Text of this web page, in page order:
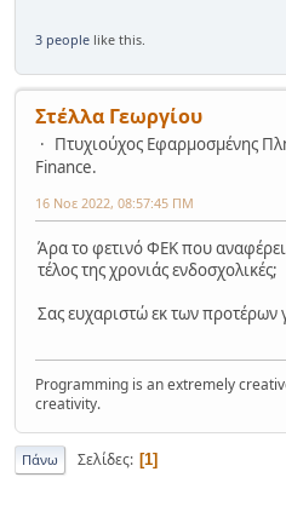
3 people like this.
Στέλλα Γεωργίου
Πτυχιούχος Εφαρμοσμένης
Finance.
16 Νοε 2022, 08:57:45 ΠΜ
Άρα το φετινό ΦΕΚ που αναφέρει
τέλος της χρονιάς ενδοσχολικές;
Σας ευχαριστώ εκ των προτέρων
Programming is an extremely
creativity.
Πάνω Σελίδες 1